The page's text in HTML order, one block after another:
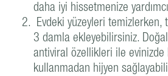
daha iyi hissetmenize
Evdeki yüzeyleri
3 damla ekleyebilirsiniz.
antiviral özellikleri ile evinizde
kullanmadan hijyen